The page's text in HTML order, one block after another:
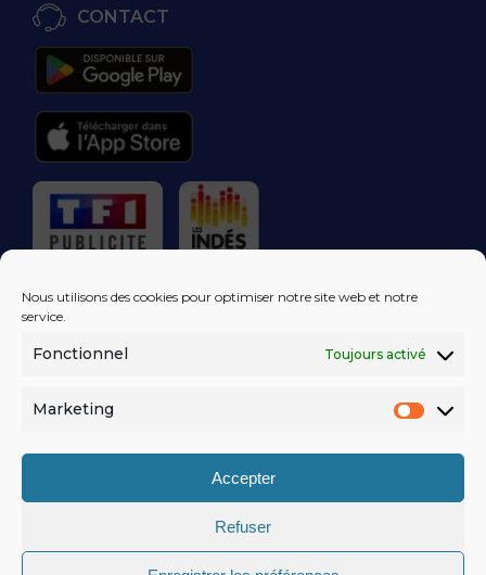
Nous utilisons des cookies pour optimiser notre site web et notre
service.
Fonctionnel Toujours activé
Marketing
Accepter
Refuser
CONTACT
RÉGIE PUBLICITAIRE
LES EXCLUS
DANS VOTRE
MENTIONS LÉGALES